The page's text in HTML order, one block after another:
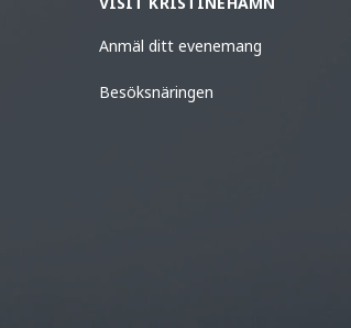
Anmäl ditt evenemang
Besöksnäringen